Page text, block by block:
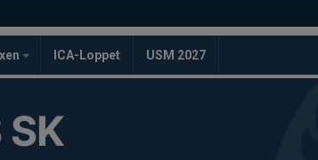
ICA-Loppet USM 2027
SK